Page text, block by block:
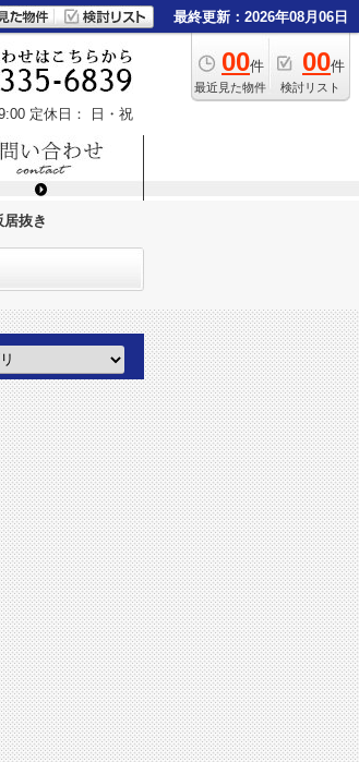
最終更新：2026年08月06日
00件
最近見た物件
00件
検討リスト
定休日： 日・祝
抜き